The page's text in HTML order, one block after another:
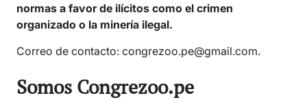
normas a favor de ilícitos como el crimen
organizado o la minería ilegal.
Correo de contacto: congrezoo.pe@gmail.com.
Somos Congrezoo.pe